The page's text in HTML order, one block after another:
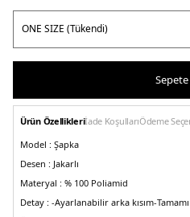
Sepete
Ürün Özellikleriİade KoşullarıÖdeme
Model : Şapka
Desen : Jakarlı
Materyal : % 100 Poliamid
Detay : -Ayarlanabilir arka kısım-